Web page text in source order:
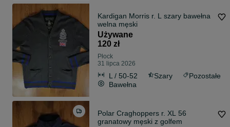
Kardigan Morris r. L szary bawełna
welna męski
Używane
120 zł
Płock
31 lipca 2026
L / 50-52 Szary
Pozostałe
Bawełna
Polar Craghoppers r. XL 56
granatowy męski z golfem